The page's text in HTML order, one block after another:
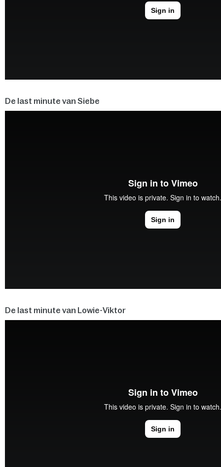
De last minute van Siebe
De last minute van Lowie-Viktor